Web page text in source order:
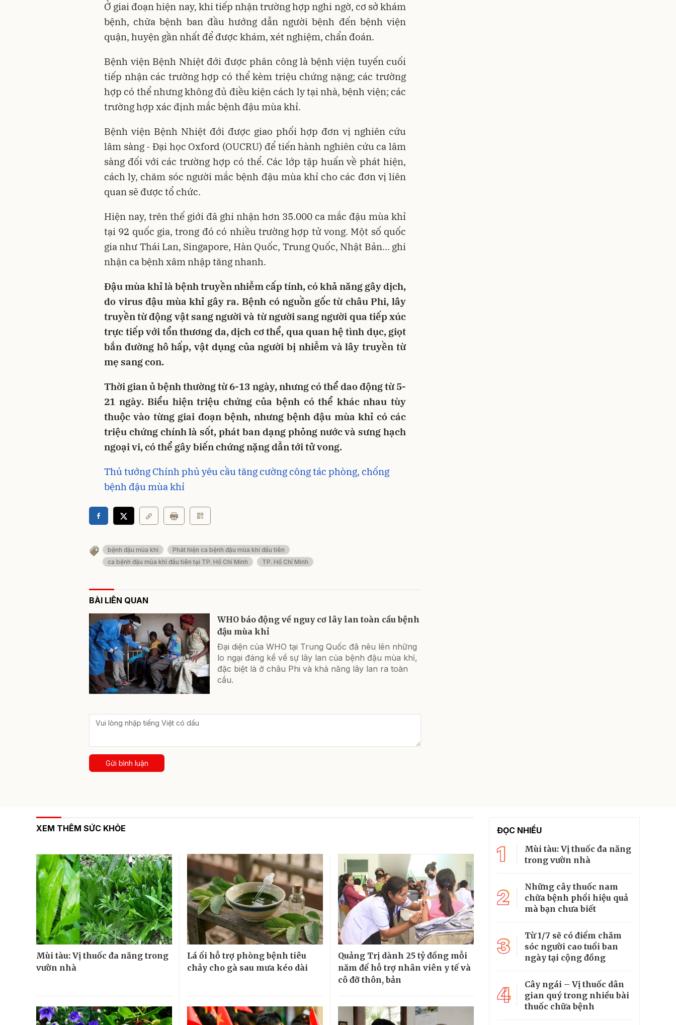
Ở giai đoạn hiện nay, khi tiếp nhận trường hợp nghi ngờ, cơ sở khám
bệnh, chữa bệnh ban đầu hướng dẫn người bệnh đến bệnh viện
quận, huyện gần nhất để được khám, xét nghiệm, chẩn đoán.
Bệnh viện Bệnh Nhiệt đới được phân công là bệnh viện tuyến cuối
tiếp nhận các trường hợp có thể kèm triệu chứng nặng; các trường
hợp có thể nhưng không đủ điều kiện cách ly tại nhà, bệnh viện; các
trường hợp xác định mắc bệnh đậu mùa khỉ.
Bệnh viện Bệnh Nhiệt đới được giao phối hợp đơn vị nghiên cứu
lâm sàng - Đại học Oxford (OUCRU) để tiến hành nghiên cứu ca lâm
sàng đối với các trường hợp có thể. Các lớp tập huấn về phát hiện,
cách ly, chăm sóc người mắc bệnh đậu mùa khỉ cho các đơn vị liên
quan sẽ được tổ chức.
Hiện nay, trên thế giới đã ghi nhận hơn 35.000 ca mắc đậu mùa khỉ
tại 92 quốc gia, trong đó có nhiều trường hợp tử vong. Một số quốc
gia như Thái Lan, Singapore, Hàn Quốc, Trung Quốc, Nhật Bản… ghi
nhận ca bệnh xâm nhập tăng nhanh.
Đậu mùa khỉ là bệnh truyền nhiễm cấp tính, có khả năng gây dịch,
do virus đậu mùa khỉ gây ra. Bệnh có nguồn gốc từ châu Phi, lây
truyền từ động vật sang người và từ người sang người qua tiếp xúc
trực tiếp với tổn thương da, dịch cơ thể, qua quan hệ tình dục, giọt
bắn đường hô hấp, vật dụng của người bị nhiễm và lây truyền từ
mẹ sang con.
Thời gian ủ bệnh thường từ 6-13 ngày, nhưng có thể dao động từ 5-
21 ngày. Biểu hiện triệu chứng của bệnh có thể khác nhau tùy
thuộc vào từng giai đoạn bệnh, nhưng bệnh đậu mùa khỉ có các
triệu chứng chính là sốt, phát ban dạng phỏng nước và sưng hạch
ngoại vi, có thể gây biến chứng nặng dẫn tới tử vong.
Thủ tướng Chính phủ yêu cầu tăng cường công tác phòng, chống
bệnh đậu mùa khỉ
bệnh đậu mùa khỉ
Phát hiện ca bệnh đậu mùa khỉ đầu tiên
ca bệnh đậu mùa khỉ đầu tiên tại TP. Hồ Chí Minh
TP. Hồ Chí Minh
BÀI LIÊN QUAN
WHO báo động về nguy cơ lây lan toàn cầu bệnh
đậu mùa khỉ
Đại diện của WHO tại Trung Quốc đã nêu lên những
lo ngại đáng kể về sự lây lan của bệnh đậu mùa khỉ,
đặc biệt là ở châu Phi và khả năng lây lan ra toàn
cầu.
Gửi bình luận
XEM THÊM SỨC KHỎE
Mùi tàu: Vị thuốc đa năng trong
vườn nhà
Lá ổi hỗ trợ phòng bệnh tiêu
chảy cho gà sau mưa kéo dài
Quảng Trị dành 25 tỷ đồng mỗi
năm để hỗ trợ nhân viên y tế và
cô đỡ thôn, bản
ĐỌC NHIỀU
1
Mùi tàu: Vị thuốc đa năng
trong vườn nhà
2
Những cây thuốc nam
chữa bệnh phổi hiệu quả
mà bạn chưa biết
3
Từ 1/7 sẽ có điểm chăm
sóc người cao tuổi ban
ngày tại cộng đồng
4
Cây ngái – Vị thuốc dân
gian quý trong nhiều bài
thuốc chữa bệnh